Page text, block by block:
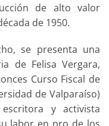
de alto valor
de 1950.
se presenta una
de Felisa Vergara,
Curso Fiscal de
de Valparaíso)
y activista